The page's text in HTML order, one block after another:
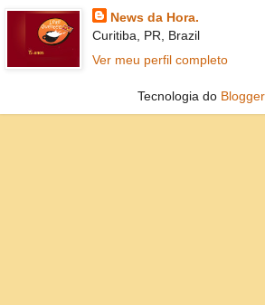
News da Hora.
Curitiba, PR, Brazil
Ver meu perfil completo
Tecnologia do Blogger